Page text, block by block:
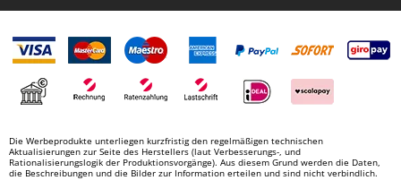
Die Werbeprodukte unterliegen kurzfristig den regelmäßigen technischen
Aktualisierungen zur Seite des Herstellers (laut Verbesserungs-, und
Rationalisierungslogik der Produktionsvorgänge). Aus diesem Grund werden die Daten,
die Beschreibungen und die Bilder zur Information erteilen und sind nicht verbindlich.